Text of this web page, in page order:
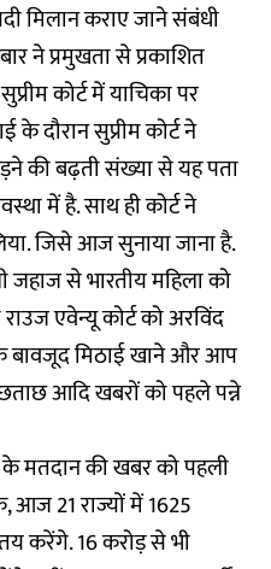
मिलान कराए जाने संबंधी
ने प्रमुखता से प्रकाशित
कोर्ट में याचिका पर
के दौरान सुप्रीम कोर्ट ने
की बढ़ती संख्या से यह पता
में है. साथ ही कोर्ट ने
जिसे आज सुनाया जाना है.
से भारतीय महिला को
राउज एवेन्यू कोर्ट को अरविंद
मिठाई खाने और आप
आदि खबरों को पहले पन्ने
मतदान की खबर को पहली
आज 21 राज्यों में 1625
तय करेंगे. 16 करोड़ से भी